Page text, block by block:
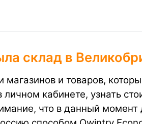
склад в
и товаров,
кабинете, узнать
что в данный момент